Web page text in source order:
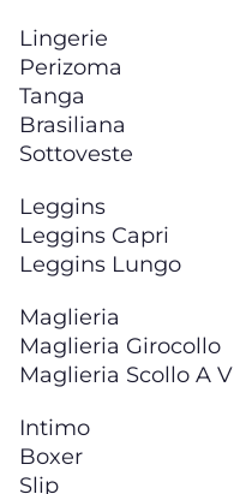
Lingerie
Perizoma
Tanga
Brasiliana
Sottoveste
Leggins
Leggins Capri
Leggins Lungo
Maglieria
Maglieria Girocollo
Maglieria Scollo A V
Intimo
Boxer
Slip